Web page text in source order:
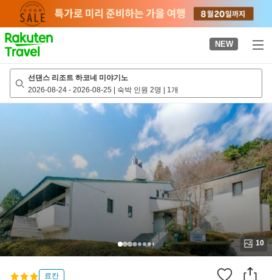
page
NEW
선댄스 리조트 하코네 미야기노
2026-08-24 - 2026-08-25 | 숙박 인원 2명 | 1개
10
료칸